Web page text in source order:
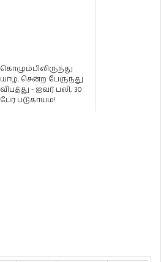
கொழும்பிலிருந்து
யாழ். சென்ற பேருந்து
விபத்து - ஐவர் பலி, 30
பேர் படுகாயம்!